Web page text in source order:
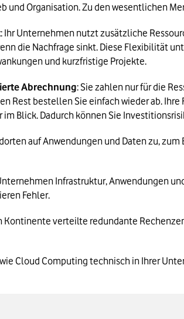
und Organisation. Zu den wesentlichen
: Ihr Unternehmen nutzt zusätzliche
die Nachfrage sinkt. Diese Flexibilität
und kurzfristige Projekte.
Abrechnung: Sie zahlen nur für die
Rest bestellen Sie einfach wieder ab.
im Blick. Dadurch können Sie
auf Anwendungen und Daten zu,
Infrastruktur, Anwendungen
Fehler.
Kontinente verteilte redundante
Cloud Computing technisch in Ihrer